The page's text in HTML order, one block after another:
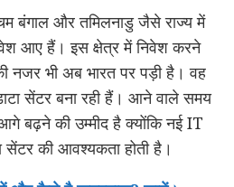
बंगाल और तमिलनाडु जैसे राज्य में
आए हैं। इस क्षेत्र में निवेश करने
नजर भी अब भारत पर पड़ी है। वह
सेंटर बना रही हैं। आने वाले समय
बढ़ने की उम्मीद है क्योंकि नई IT
की आवश्यकता होती है।